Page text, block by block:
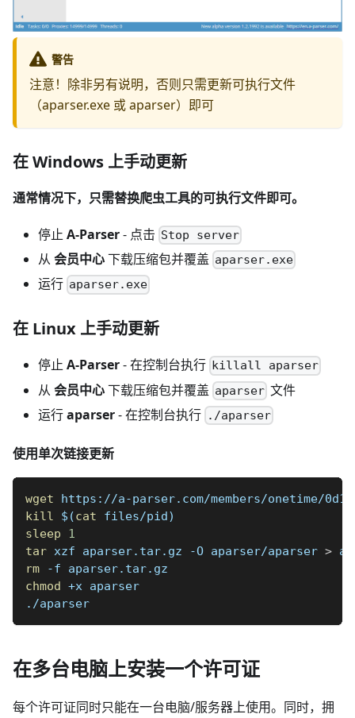
警告
注意！除非另有说明，否则只需更新可执行文件
（aparser.exe 或 aparser）即可
在 Windows 上手动更新
通常情况下，只需替换爬虫工具的可执行文件即可。
停止 A-Parser- 点击 Stop server
从 会员中心下载压缩包并覆盖 aparser.exe
运行 aparser.exe
在 Linux 上手动更新
停止 A-Parser- 在控制台执行 killall aparser
从 会员中心下载压缩包并覆盖 aparser 文件
运行aparser- 在控制台执行 ./aparser
使用单次链接更新
wget https://a-parser.com/members/onetime/
kill
$(cat files/pid)
sleep
1
tar xzf aparser.tar.gz -O aparser/aparser >
rm -f aparser.tar.gz
chmod +x aparser
./aparser
在多台电脑上安装一个许可证
每个许可证同时只能在一台电脑/服务器上使用。同时，拥